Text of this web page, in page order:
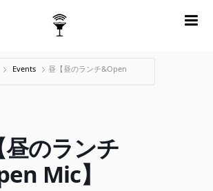
Events 昼【昼のランチ&Open
昼のランチ
Mic】